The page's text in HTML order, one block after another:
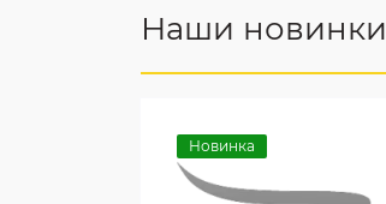
Наши новинки
Новинка